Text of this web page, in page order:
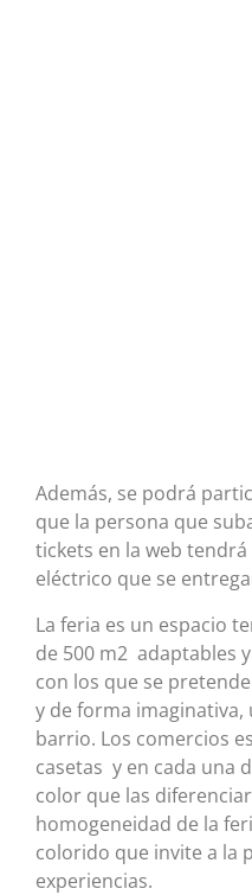
Además, se podrá
que la persona que
tickets en la web
eléctrico que se
La feria es un espacio
de 500 m2 adaptables
con los que se
y de forma
barrio. Los comercios
casetas y en cada una
color que las
homogeneidad de la
colorido que invite a la
experiencias.